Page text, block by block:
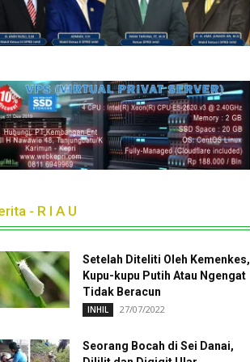
- R I A U
Setelah Diteliti Oleh Kemenkes,
Kupu-kupu Putih Atau Ngengat
Tidak Beracun
INHIL 27/07/2022
Seorang Bocah di Sei Danai,